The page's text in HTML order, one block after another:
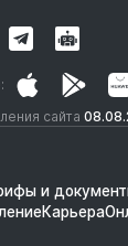
сайта
и
Карьера